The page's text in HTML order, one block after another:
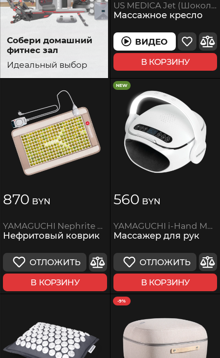
Собери домашний
фитнес зал
Идеальный выбор
US MEDICA Jet (Шоколад)
Массажное кресло
ВИДЕО
В КОРЗИНУ
870 BYN
YAMAGUCHI Nephrite Therapy
Нефритовый коврик
ОТЛОЖИТЬ
В КОРЗИНУ
NEW
560 BYN
YAMAGUCHI i-Hand Massager
Массажер для рук
ОТЛОЖИТЬ
В КОРЗИНУ
-9%